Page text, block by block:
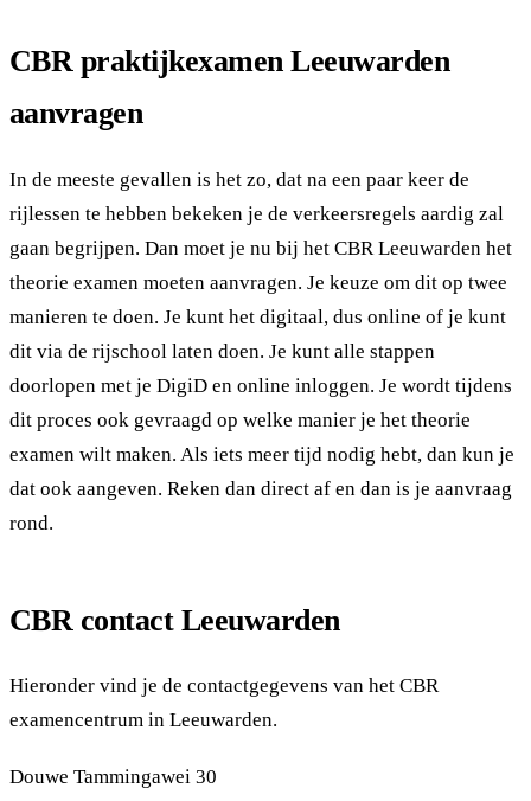
CBR praktijkexamen Leeuwarden
aanvragen
In de meeste gevallen is het zo, dat na een paar keer de
rijlessen te hebben bekeken je de verkeersregels aardig zal
gaan begrijpen. Dan moet je nu bij het CBR Leeuwarden het
theorie examen moeten aanvragen. Je keuze om dit op twee
manieren te doen. Je kunt het digitaal, dus online of je kunt
dit via de rijschool laten doen. Je kunt alle stappen
doorlopen met je DigiD en online inloggen. Je wordt tijdens
dit proces ook gevraagd op welke manier je het theorie
examen wilt maken. Als iets meer tijd nodig hebt, dan kun je
dat ook aangeven. Reken dan direct af en dan is je aanvraag
rond.
CBR contact Leeuwarden
Hieronder vind je de contactgegevens van het CBR
examencentrum in Leeuwarden.
Douwe Tammingawei 30